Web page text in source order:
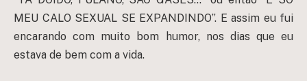
MEU CALO SEXUAL SE EXPANDINDO”. E assim eu fui
encarando com muito bom humor, nos dias que eu
estava de bem com a vida.